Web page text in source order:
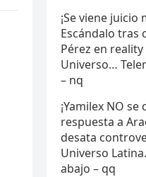
¡Se viene juicio
Escándalo tras
Pérez en
Universo…
– nq
¡Yamilex NO
respuesta a
desata
Universo
abajo – qq